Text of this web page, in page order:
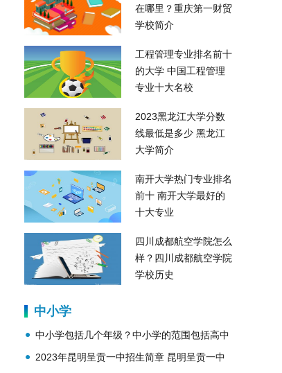
在哪里？重庆第一财贸
学校简介
工程管理专业排名前十
的大学 中国工程管理
专业十大名校
2023黑龙江大学分数
线最低是多少 黑龙江
大学简介
南开大学热门专业排名
前十 南开大学最好的
十大专业
四川成都航空学院怎么
样？四川成都航空学院
学校历史
中小学
中小学包括几个年级？中小学的范围包括高中
吗？
2023年昆明呈贡一中招生简章 昆明呈贡一中